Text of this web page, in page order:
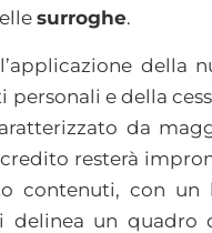
surroghe.
della
e della
da
resterà
contenuti, con un
delinea un quadro